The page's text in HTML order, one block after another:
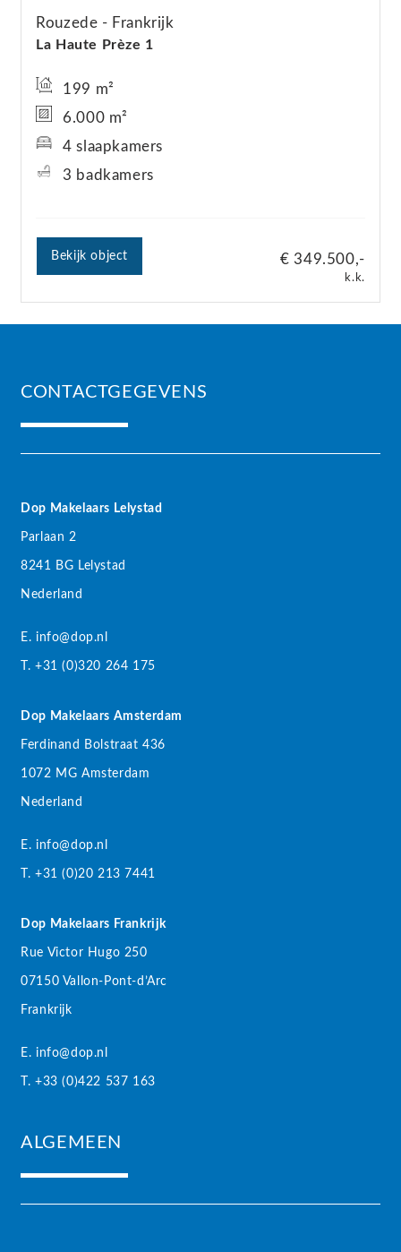
La Haute Prèze 1
Rouzede Frankrijk
€ 349.500,-
k.k.
199 m²
6.000 m²
4 slaapkamers
3 badkamers
Bekijk object
CONTACTGEGEVENS
Dop Makelaars Lelystad
Parlaan 2
8241 BG Lelystad
Nederland
E. info@dop.nl
T. +31 (0)320 264 175
Dop Makelaars Amsterdam
Ferdinand Bolstraat 436
1072 MG Amsterdam
Nederland
E. info@dop.nl
T. +31 (0)20 213 7441
Dop Makelaars Frankrijk
Rue Victor Hugo 250
07150 Vallon-Pont-d’Arc
Frankrijk
E. info@dop.nl
T. +33 (0)422 537 163
ALGEMEEN